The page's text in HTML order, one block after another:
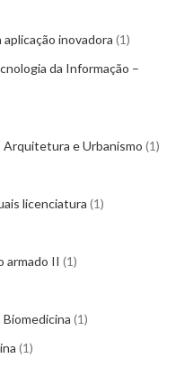
inovadora 1
da Informação –
e Urbanismo 1
licenciatura 1
armado II 1
1
1